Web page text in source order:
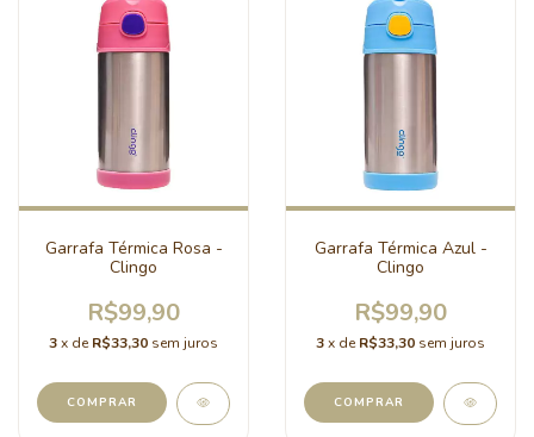
Garrafa Térmica Rosa -
Clingo
R$99,90
3x de R$33,30 sem juros
Garrafa Térmica Azul -
Clingo
R$99,90
3x de R$33,30 sem juros